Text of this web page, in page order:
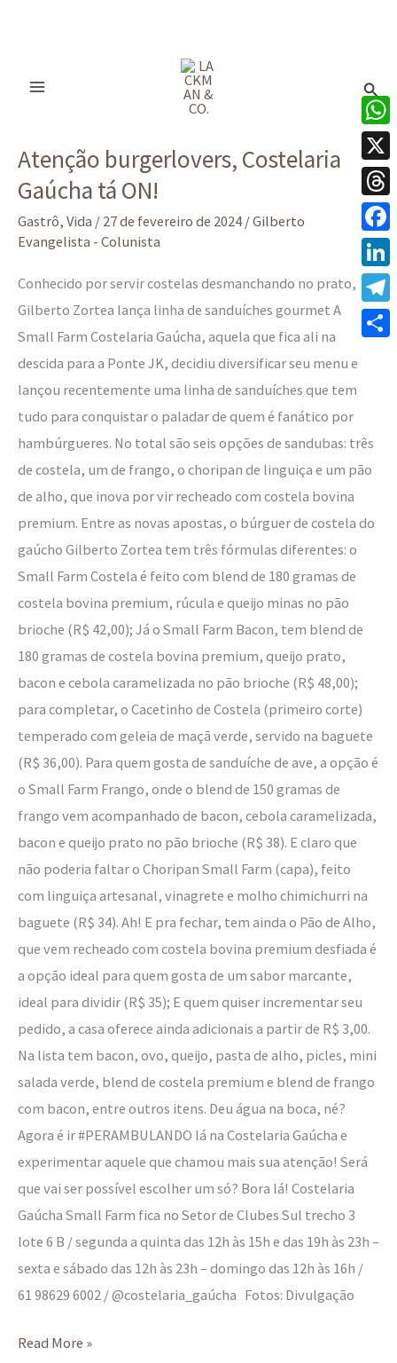
Atenção burgerlovers, Costelaria
Gaúcha tá ON!
Gastrô, Vida / 27 de fevereiro de 2024 /Gilberto
Evangelista - Colunista
Conhecido por servir costelas desmanchando no prato,
Gilberto Zortea lança linha de sanduíches gourmet A
Small Farm Costelaria Gaúcha, aquela que fica ali na
descida para a Ponte JK, decidiu diversificar seu menu e
lançou recentemente uma linha de sanduíches que tem
tudo para conquistar o paladar de quem é fanático por
hambúrgueres. No total são seis opções de sandubas: três
de costela, um de frango, o choripan de linguiça e um pão
de alho, que inova por vir recheado com costela bovina
premium. Entre as novas apostas, o búrguer de costela do
gaúcho Gilberto Zortea tem três fórmulas diferentes: o
Small Farm Costela é feito com blend de 180 gramas de
costela bovina premium, rúcula e queijo minas no pão
brioche (R$ 42,00); Já o Small Farm Bacon, tem blend de
180 gramas de costela bovina premium, queijo prato,
bacon e cebola caramelizada no pão brioche (R$ 48,00);
para completar, o Cacetinho de Costela (primeiro corte)
temperado com geleia de maçã verde, servido na baguete
(R$ 36,00). Para quem gosta de sanduíche de ave, a opção é
o Small Farm Frango, onde o blend de 150 gramas de
frango vem acompanhado de bacon, cebola caramelizada,
bacon e queijo prato no pão brioche (R$ 38). E claro que
não poderia faltar o Choripan Small Farm (capa), feito
com linguiça artesanal, vinagrete e molho chimichurri na
baguete (R$ 34). Ah! E pra fechar, tem ainda o Pão de Alho,
que vem recheado com costela bovina premium desfiada é
a opção ideal para quem gosta de um sabor marcante,
ideal para dividir (R$ 35); E quem quiser incrementar seu
pedido, a casa oferece ainda adicionais a partir de R$ 3,00.
Na lista tem bacon, ovo, queijo, pasta de alho, picles, mini
salada verde, blend de costela premium e blend de frango
com bacon, entre outros itens. Deu água na boca, né?
Agora é ir #PERAMBULANDO lá na Costelaria Gaúcha e
experimentar aquele que chamou mais sua atenção! Será
que vai ser possível escolher um só? Bora lá! Costelaria
Gaúcha Small Farm fica no Setor de Clubes Sul trecho 3
lote 6 B / segunda a quinta das 12h às 15h e das 19h às 23h –
sexta e sábado das 12h às 23h – domingo das 12h às 16h /
61 98629 6002 / @costelaria_gaúcha Fotos: Divulgação
burgerlovers,
Costelaria
Gaúcha
tá
Read More »
X